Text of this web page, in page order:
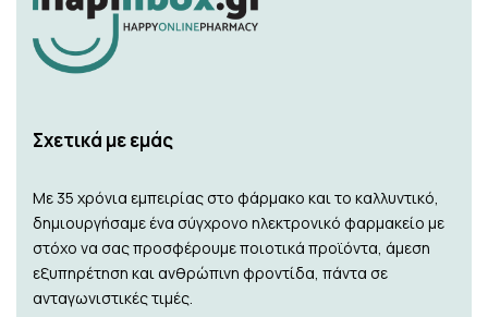
Σχετικά με εμάς
Με 35 χρόνια εμπειρίας στο φάρμακο και το καλλυντικό,
δημιουργήσαμε ένα σύγχρονο ηλεκτρονικό φαρμακείο με
στόχο να σας προσφέρουμε ποιοτικά προϊόντα, άμεση
εξυπηρέτηση και ανθρώπινη φροντίδα, πάντα σε
ανταγωνιστικές τιμές.